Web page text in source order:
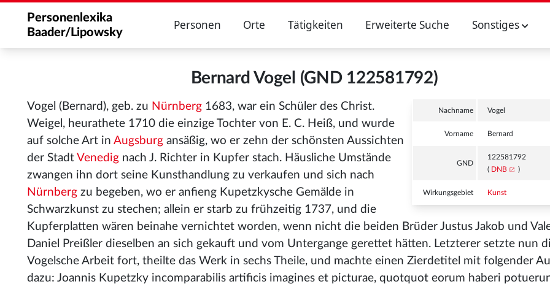
Personenlexika
Baader/Lipowsky
Personen Orte Tätigkeiten Erweiterte Suche Sonstiges
Bernard Vogel (GND 122581792)
Nachname Vogel
Vorname Bernard
GND
122581792
( DNB )
Wirkungsgebiet Kunst
Vogel (Bernard), geb. zu Nürnberg 1683, war ein Schüler des Christ.
Weigel, heurathete 1710 die einzige Tochter von E. C. Heiß, und wurde
auf solche Art in Augsburg ansäßig, wo er zehn der schönsten Aussichten
der Stadt Venedig nach J. Richter in Kupfer stach. Häusliche Umstände
zwangen ihn dort seine Kunsthandlung zu verkaufen und sich nach
Nürnberg zu begeben, wo er anfieng Kupetzkysche Gemälde in
Schwarzkunst zu stechen; allein er starb zu frühzeitig 1737, und die
Kupferplatten wären beinahe vernichtet worden, wenn nicht die beiden Brüder Justus Jakob und
Daniel Preißler dieselben an sich gekauft und vom Untergange gerettet hätten. Letzterer setzte nun
Vogelsche Arbeit fort, theilte das Werk in sechs Theile, und machte einen Zierdetitel mit folgender
dazu: Joannis Kupetzky incomparabilis artificis imagines et picturae, quotquot eorum haberi